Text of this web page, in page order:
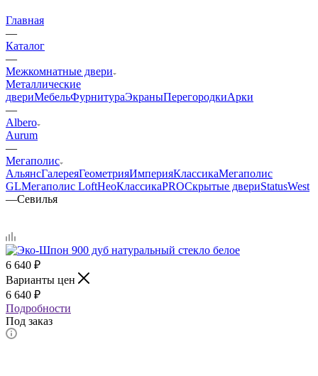
Главная
—
Каталог
—
Межкомнатные двери
Металлические
двериМебельФурнитураЭкраныПерегородкиАрки
—
Albero
Aurum
—
Мегаполис
АльянсГалереяГеометрияИмперияКлассикаМегаполис
GLМегаполис LoftНеоКлассикаPROСкрытые двериStatusWest
—Севилья
6 640 ₽
Варианты цен
6 640 ₽
Подробности
Под заказ